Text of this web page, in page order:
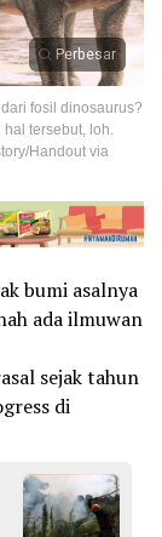
Perbesar
fosil dinosaurus?
tersebut, loh.
Handout via
bumi asalnya
ada ilmuwan
sejak tahun
di